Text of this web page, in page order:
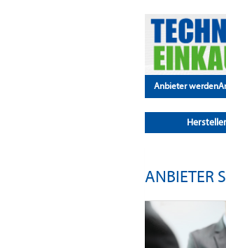
Anbieter werden
Hersteller
ANBIETER